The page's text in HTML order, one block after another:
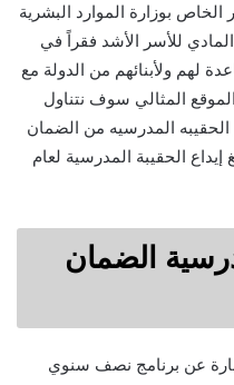
بوزارة الموارد البشرية
المادي للأسر الأشد فقراً في
لهم ولأبنائهم من الدولة مع
المثالي سوف نتناول
المدرسيه من الضمان
الحقيبة المدرسية لعام
الضمان
عن برنامج نصف سنوي